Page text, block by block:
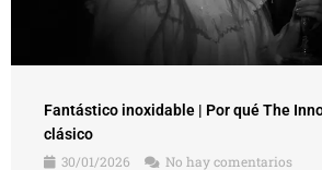
Fantástico inoxidable | Por qué The
clásico
30/01/2026
No hay comentarios